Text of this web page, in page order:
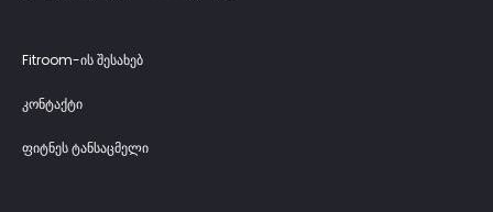
Fitroom-ის შესახებ
კონტაქტი
ფიტნეს ტანსაცმელი